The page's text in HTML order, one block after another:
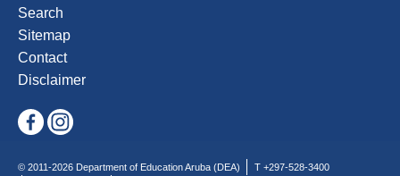
Search
Sitemap
Contact
Disclaimer
© 2011-2026 Department of Education Aruba (DEA) T +297-528-3400